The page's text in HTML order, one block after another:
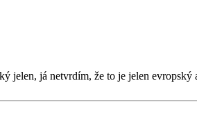
jelen, já netvrdím, že to je jelen